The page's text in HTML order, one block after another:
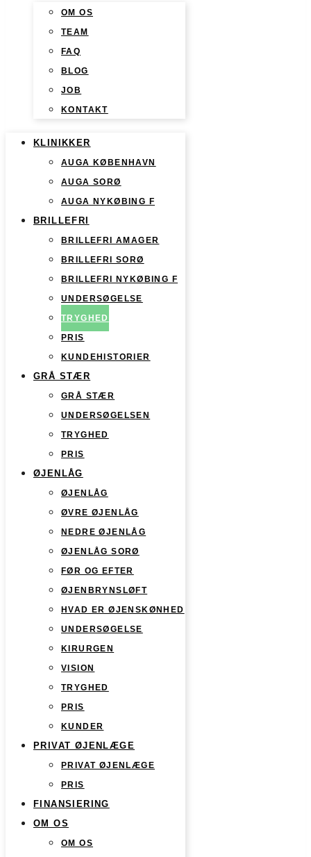
OM OS
TEAM
FAQ
BLOG
JOB
KONTAKT
KLINIKKER
AUGA KØBENHAVN
AUGA SORØ
AUGA NYKØBING F
BRILLEFRI
BRILLEFRI AMAGER
BRILLEFRI SORØ
BRILLEFRI NYKØBING F
UNDERSØGELSE
TRYGHED
PRIS
KUNDEHISTORIER
GRÅ STÆR
GRÅ STÆR
UNDERSØGELSEN
TRYGHED
PRIS
ØJENLÅG
ØJENLÅG
ØVRE ØJENLÅG
NEDRE ØJENLÅG
ØJENLÅG SORØ
FØR OG EFTER
ØJENBRYNSLØFT
HVAD ER ØJENSKØNHED
UNDERSØGELSE
KIRURGEN
VISION
TRYGHED
PRIS
KUNDER
PRIVAT ØJENLÆGE
PRIVAT ØJENLÆGE
PRIS
FINANSIERING
OM OS
OM OS